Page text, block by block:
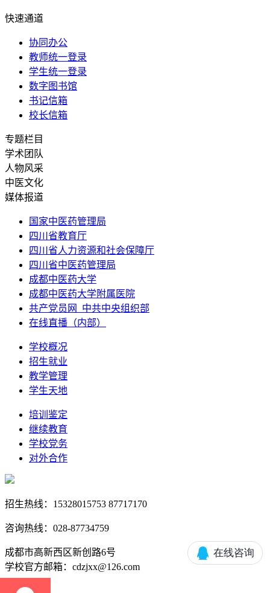
快速通道
协同办公
教师统一登录
学生统一登录
数字图书馆
书记信箱
校长信箱
专题栏目
学术团队
人物风采
中医文化
媒体报道
国家中医药管理局
四川省教育厅
四川省人力资源和社会保障厅
四川省中医药管理局
成都中医药大学
成都中医药大学附属医院
共产党员网_中共中央组织部
在线直播（内部）
学校概况
招生就业
教学管理
学生天地
培训鉴定
继续教育
学校党务
对外合作
招生热线：15328015753 87717170
咨询热线：028-87734759
成都市高新西区新创路6号
学校官方邮箱：cdzjxx@126.com